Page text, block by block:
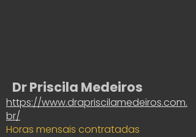
Dr Priscila Medeiros
https://www.drapriscilamedeiros.com.
br/
Horas mensais contratadas